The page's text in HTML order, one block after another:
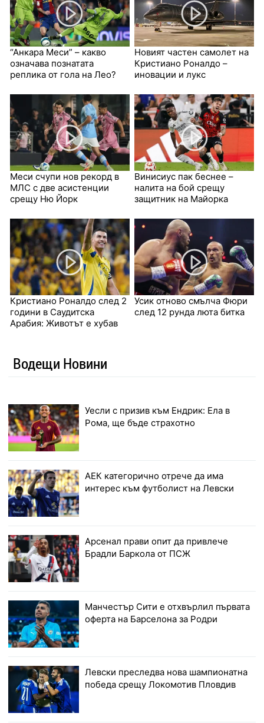
“Анкара Меси” – какво
означава познатата
реплика от гола на Лео?
Новият частен самолет на
Кристиано Роналдо –
иновации и лукс
Меси счупи нов рекорд в
МЛС с две асистенции
срещу Ню Йорк
Винисиус пак беснее –
налита на бой срещу
защитник на Майорка
Кристиано Роналдо след 2
години в Саудитска
Арабия: Животът е хубав
Усик отново смълча Фюри
след 12 рунда люта битка
Водещи Новини
Уесли с призив към Ендрик: Ела в
Рома, ще бъде страхотно
АЕК категорично отрече да има
интерес към футболист на Левски
Арсенал прави опит да привлече
Брадли Баркола от ПСЖ
Манчестър Сити е отхвърлил първата
оферта на Барселона за Родри
Левски преследва нова шампионатна
победа срещу Локомотив Пловдив